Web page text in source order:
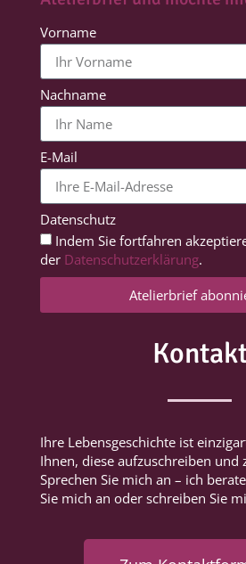
Vorname
Nachname
E-Mail
Datenschutz
Indem Sie fortfahren
der Datenschutzerklärung.
Atelierbrief
Ihre Lebensgeschichte ist
Ihnen, diese aufzuschreiben und
Sprechen Sie mich an – ich
Sie mich an oder schreiben Sie